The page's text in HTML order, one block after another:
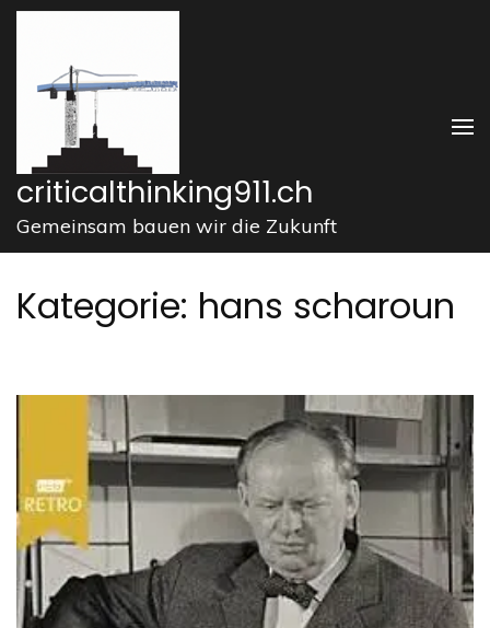
Zum
springen
drücken)
criticalthinking911.ch
Gemeinsam bauen wir die Zukunft
Kategorie: hans scharoun